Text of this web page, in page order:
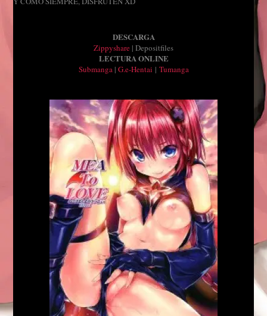
DESCARGA
Zippyshare | Depositfiles
LECTURA ONLINE
Submanga| G.e-Hentai | Tumanga